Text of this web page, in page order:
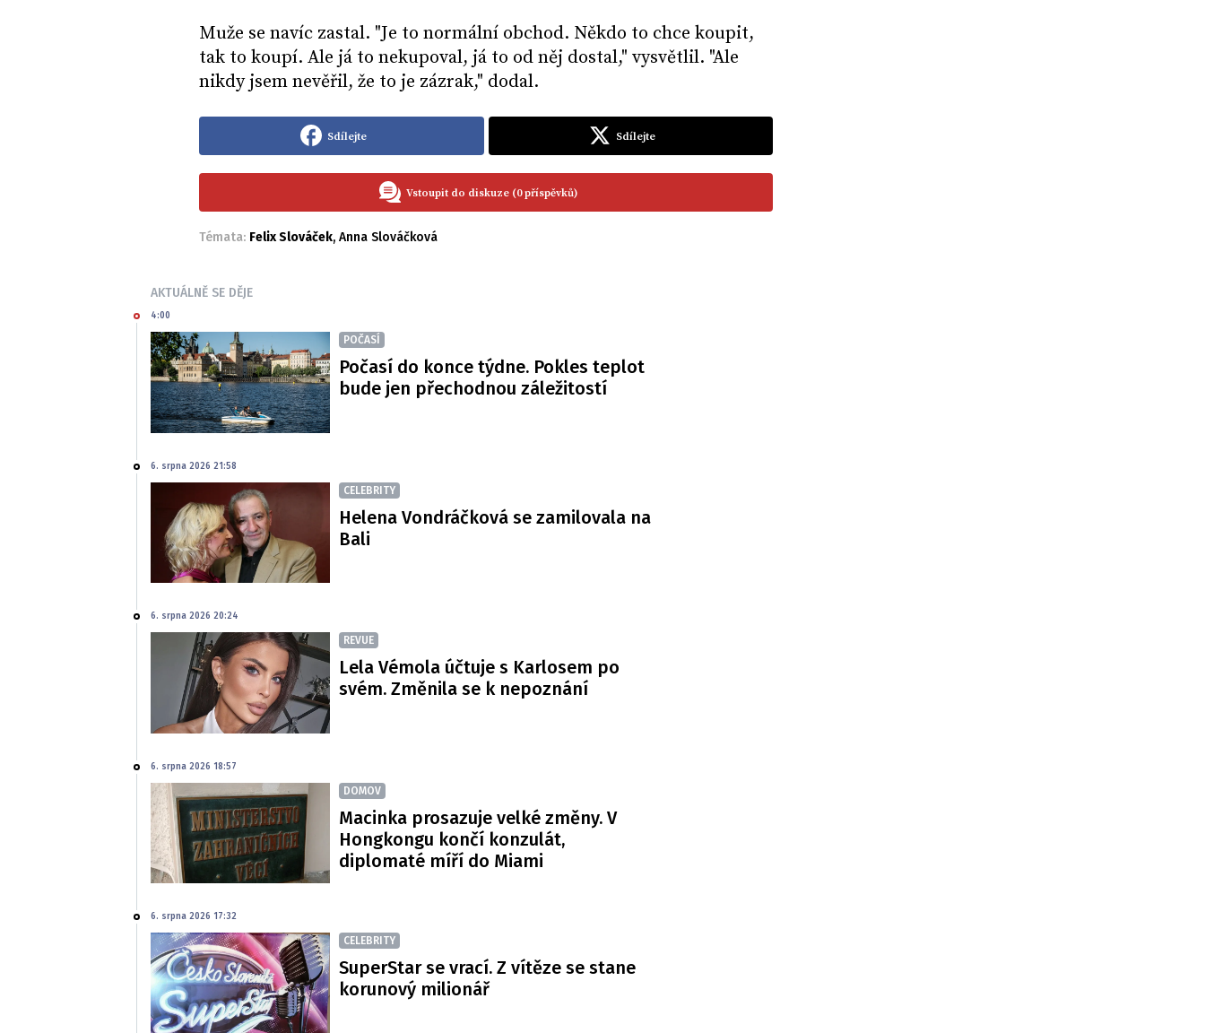
Muže se navíc zastal. "Je to normální obchod. Někdo to chce koupit,
tak to koupí. Ale já to nekupoval, já to od něj dostal," vysvětlil. "Ale
nikdy jsem nevěřil, že to je zázrak," dodal.
Sdílejte Sdílejte
Vstoupit do diskuze (0 příspěvků)
Témata: Felix Slováček, Anna Slováčková
AKTUÁLNĚ SE DĚJE
4:00
POČASÍ
Počasí do konce týdne. Pokles teplot
bude jen přechodnou záležitostí
6. srpna 2026 21:58
CELEBRITY
Helena Vondráčková se zamilovala na
Bali
6. srpna 2026 20:24
REVUE
Lela Vémola účtuje s Karlosem po
svém. Změnila se k nepoznání
6. srpna 2026 18:57
DOMOV
Macinka prosazuje velké změny. V
Hongkongu končí konzulát,
diplomaté míří do Miami
6. srpna 2026 17:32
CELEBRITY
SuperStar se vrací. Z vítěze se stane
korunový milionář